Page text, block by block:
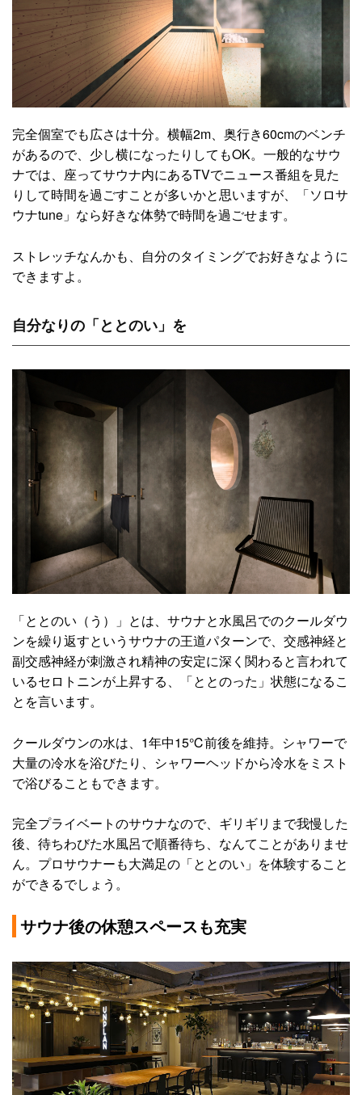
完全個室でも広さは十分。横幅2m、奥行き60cmのベンチ
があるので、少し横になったりしてもOK。一般的なサウ
ナでは、座ってサウナ内にあるTVでニュース番組を見た
りして時間を過ごすことが多いかと思いますが、「ソロサ
ウナtune」なら好きな体勢で時間を過ごせます。
ストレッチなんかも、自分のタイミングでお好きなように
できますよ。
自分なりの「ととのい」を
「ととのい（う）」とは、サウナと水風呂でのクールダウ
ンを繰り返すというサウナの王道パターンで、交感神経と
副交感神経が刺激され精神の安定に深く関わると言われて
いるセロトニンが上昇する、「ととのった」状態になるこ
とを言います。
クールダウンの水は、1年中15℃前後を維持。シャワーで
大量の冷水を浴びたり、シャワーヘッドから冷水をミスト
で浴びることもできます。
完全プライベートのサウナなので、ギリギリまで我慢した
後、待ちわびた水風呂で順番待ち、なんてことがありませ
ん。プロサウナーも大満足の「ととのい」を体験すること
ができるでしょう。
サウナ後の休憩スペースも充実